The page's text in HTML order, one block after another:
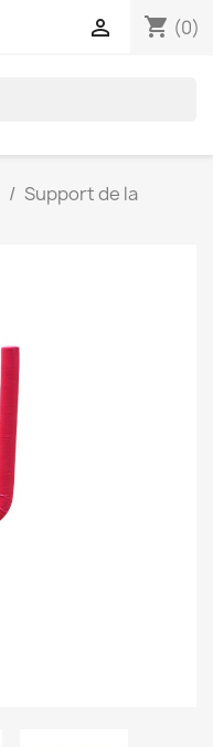
shopping_cart (0)

Support de la